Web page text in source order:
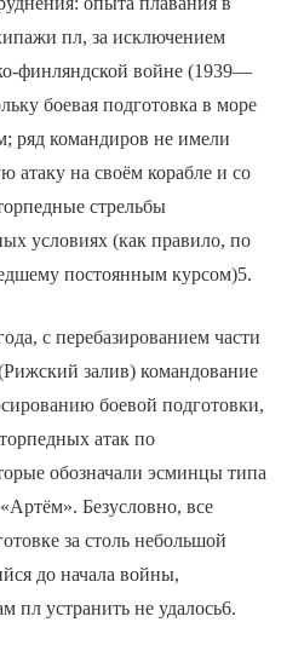
пл, за исключением
финляндской войне (1939—
боевая подготовка в море
ряд командиров не имели
атаку на своём корабле и со
стрельбы
условиях (как правило, по
постоянным курсом)5.
с перебазированием части
залив) командование
боевой подготовки,
атак по
обозначали эсминцы типа
Безусловно, все
за столь небольшой
до начала войны,
пл устранить не удалось6.